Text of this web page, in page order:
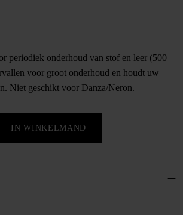
periodiek onderhoud van stof en leer (500
voor groot onderhoud en houdt uw
Niet geschikt voor Danza/Neron.
IN WINKELMAND